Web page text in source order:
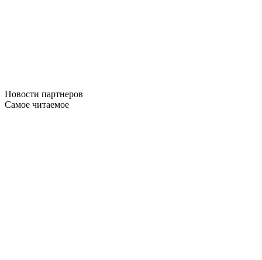
Новости партнеров
Самое читаемое